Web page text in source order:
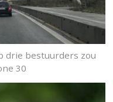
drie bestuurders zou
30